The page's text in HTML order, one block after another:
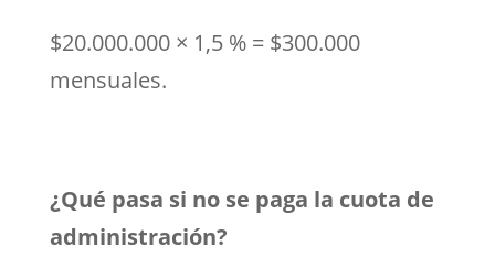
$20.000.000 × 1,5 % = $300.000
mensuales.
¿Qué pasa si no se paga la cuota de
administración?